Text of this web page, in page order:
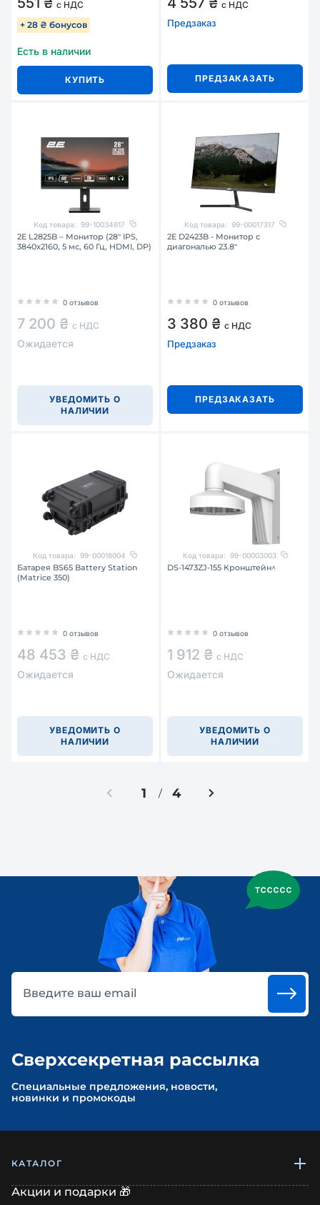
с НДС
+ 28 ₴ бонусов
Есть в наличии
КУПИТЬ
с НДС
Предзаказ
ПРЕДЗАКАЗАТЬ
Код товара: 99-10034617
2E L2825B – Монитор (28" IPS,
3840x2160, 5 мс, 60 Гц, HDMI, DP)
0 отзывов
7 200 ₴ с НДС
Ожидается
УВЕДОМИТЬ О
НАЛИЧИИ
Код товара: 99-00017317
2E D2423B - Монитор с
диагональю 23.8″
0 отзывов
3 380 ₴ с НДС
Предзаказ
ПРЕДЗАКАЗАТЬ
Код товара: 99-00018004
Батарея BS65 Battery Station
(Matrice 350)
0 отзывов
48 453 ₴ с НДС
Ожидается
УВЕДОМИТЬ О
НАЛИЧИИ
Код товара: 99-00003003
DS-1473ZJ-155 Кронштейн^
0 отзывов
1 912 ₴ с НДС
Ожидается
УВЕДОМИТЬ О
НАЛИЧИИ
1 / 4
Введите ваш email
Сверхсекретная рассылка
Cпециальные предложения, новости,
новинки и промокоды
КАТАЛОГ
Акции и подарки 🎁